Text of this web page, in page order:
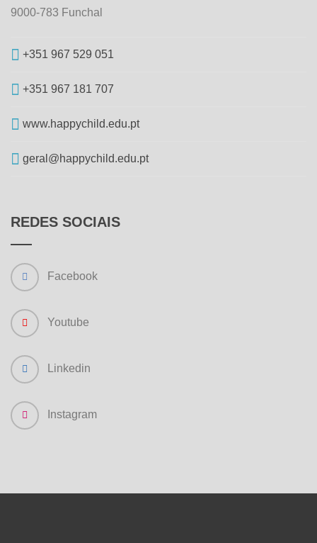
9000-783 Funchal
+351 967 529 051
+351 967 181 707
www.happychild.edu.pt
geral@happychild.edu.pt
REDES SOCIAIS
Facebook
Youtube
Linkedin
Instagram